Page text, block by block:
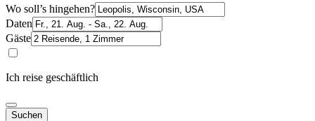
Wo soll’s hingehen?
Daten
Gäste
Ich reise geschäftlich
Suchen